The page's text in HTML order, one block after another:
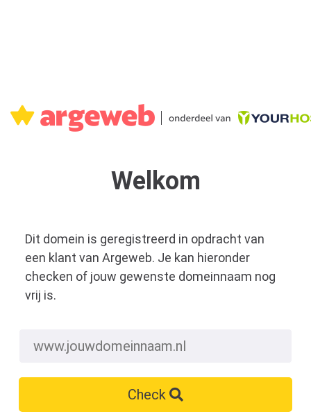
Welkom
Dit domein is geregistreerd in opdracht van
een klant van Argeweb. Je kan hieronder
checken of jouw gewenste domeinnaam nog
vrij is.
Check